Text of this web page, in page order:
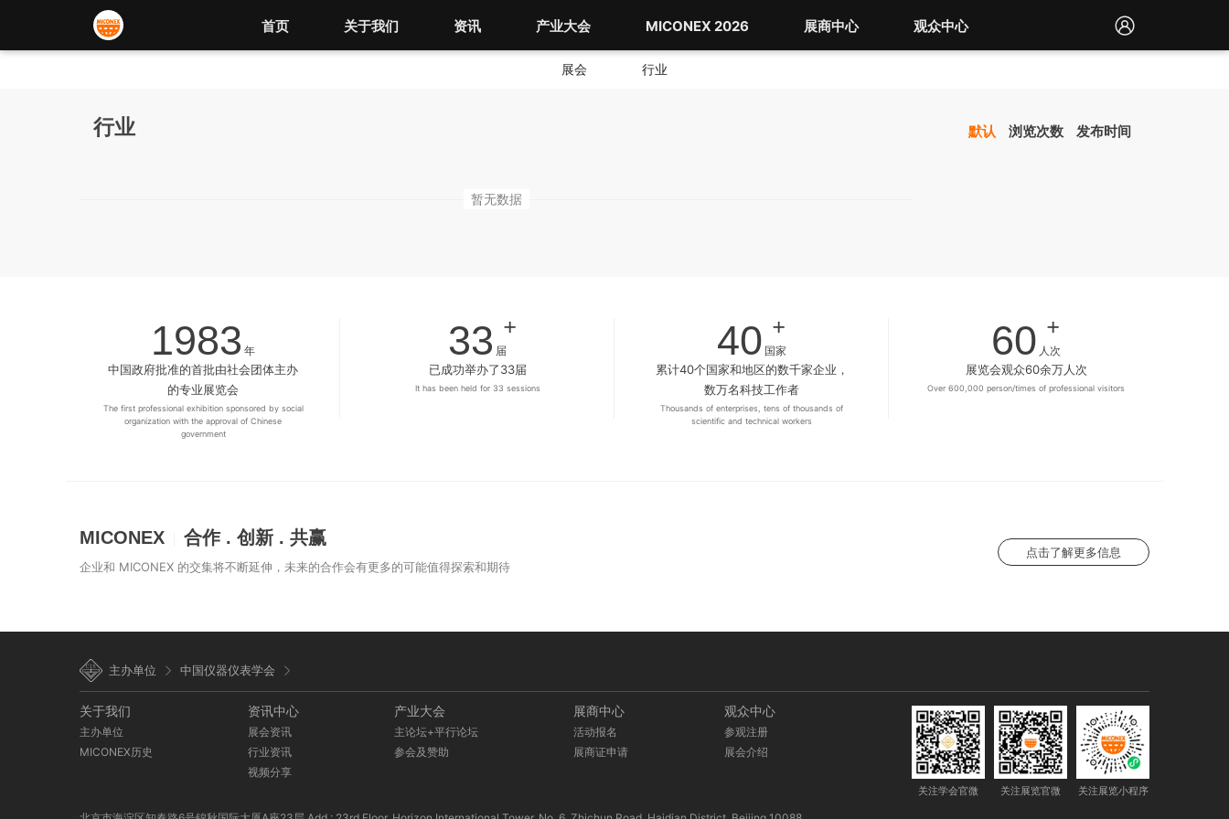
首页 关于我们 资讯 产业大会 MICONEX 2026 展商中心 观众中心
展会 行业
行业 默认 浏览次数 发布时间
暂无数据
1983 年
中国政府批准的首批由社会团体主办
的专业展览会
The first professional exhibition sponsored by social
organization with the approval of Chinese
government
33 +
届
已成功举办了33届
It has been held for 33 sessions
40 +
国家
累计40个国家和地区的数千家企业，
数万名科技工作者
Thousands of enterprises, tens of thousands of
scientific and technical workers
60 +
人次
展览会观众60余万人次
Over 600,000 person/times of professional visitors
MICONEX 合作 . 创新 . 共赢
企业和 MICONEX 的交集将不断延伸，未来的合作会有更多的可能值得探索和期待
点击了解更多信息
主办单位 中国仪器仪表学会
关于我们
主办单位
MICONEX历史
资讯中心
展会资讯
行业资讯
视频分享
产业大会
主论坛+平行论坛
参会及赞助
展商中心
活动报名
展商证申请
观众中心
参观注册
展会介绍
关注学会官微 关注展览官微 关注展览小程序